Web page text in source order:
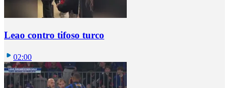
Leao contro tifoso turco
02:00